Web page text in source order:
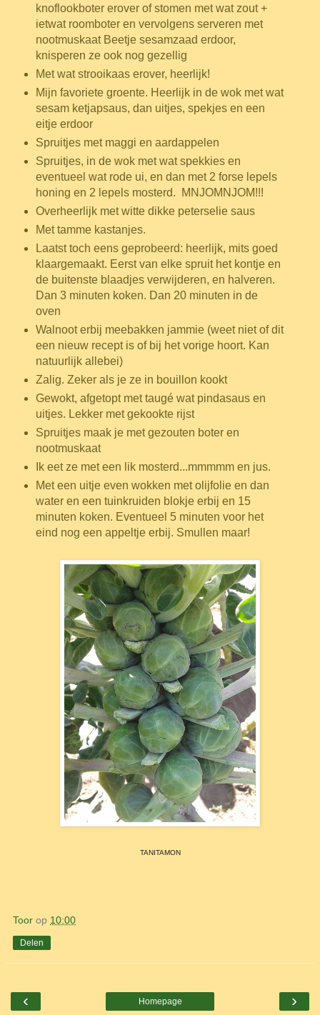
knoflookboter erover of stomen met wat zout +
ietwat roomboter en vervolgens serveren met
nootmuskaat Beetje sesamzaad erdoor,
knisperen ze ook nog gezellig
Met wat strooikaas erover, heerlijk!
Mijn favoriete groente. Heerlijk in de wok met wat
sesam ketjapsaus, dan uitjes, spekjes en een
eitje erdoor
Spruitjes met maggi en aardappelen
Spruitjes, in de wok met wat spekkies en
eventueel wat rode ui, en dan met 2 forse lepels
honing en 2 lepels mosterd. MNJOMNJOM!!!
Overheerlijk met witte dikke peterselie saus
Met tamme kastanjes.
Laatst toch eens geprobeerd: heerlijk, mits goed
klaargemaakt. Eerst van elke spruit het kontje en
de buitenste blaadjes verwijderen, en halveren.
Dan 3 minuten koken. Dan 20 minuten in de
oven
Walnoot erbij meebakken jammie (weet niet of dit
een nieuw recept is of bij het vorige hoort. Kan
natuurlijk allebei)
Zalig. Zeker als je ze in bouillon kookt
Gewokt, afgetopt met taugé wat pindasaus en
uitjes. Lekker met gekookte rijst
Spruitjes maak je met gezouten boter en
nootmuskaat
Ik eet ze met een lik mosterd...mmmmm en jus.
Met een uitje even wokken met olijfolie en dan
water en een tuinkruiden blokje erbij en 15
minuten koken. Eventueel 5 minuten voor het
eind nog een appeltje erbij. Smullen maar!
TANITAMON
Toor op 10:00
Delen
‹ ›
Homepage